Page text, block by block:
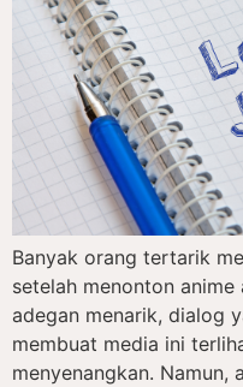
Banyak orang tertarik
setelah menonton
adegan menarik, dialog
membuat media ini
menyenangkan. Namun,